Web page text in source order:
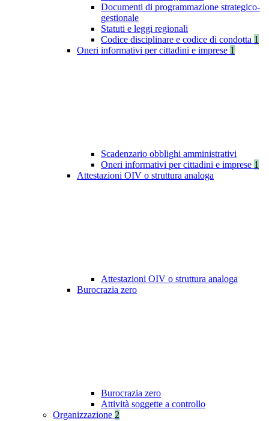
Documenti di programmazione strategico-
gestionale
Statuti e leggi regionali
Codice disciplinare e codice di condotta 1
Oneri informativi per cittadini e imprese 1
Scadenzario obblighi amministrativi
Oneri informativi per cittadini e imprese 1
Attestazioni OIV o struttura analoga
Attestazioni OIV o struttura analoga
Burocrazia zero
Burocrazia zero
Attività soggette a controllo
Organizzazione 2